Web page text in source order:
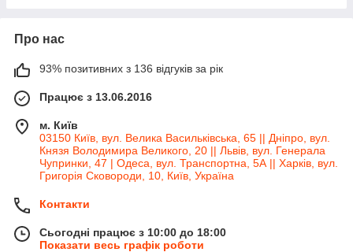
Про нас
93% позитивних з 136 відгуків за рік
Працює з 13.06.2016
м. Київ
03150 Київ, вул. Велика Васильківська, 65 || Дніпро, вул.
Князя Володимира Великого, 20 || Львів, вул. Генерала
Чупринки, 47 | Одеса, вул. Транспортна, 5А || Харків, вул.
Григорія Сковороди, 10, Київ, Україна
Контакти
Сьогодні працює з 10:00 до 18:00
Показати весь графік роботи